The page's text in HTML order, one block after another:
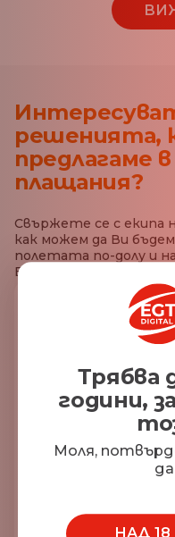
решенията,
предлагаме
плащания?
Свържете се с екипа
как можем да Ви
полетата по-долу и
Вас.
Фамилия*
Трябва
години,
Моля,
НАД